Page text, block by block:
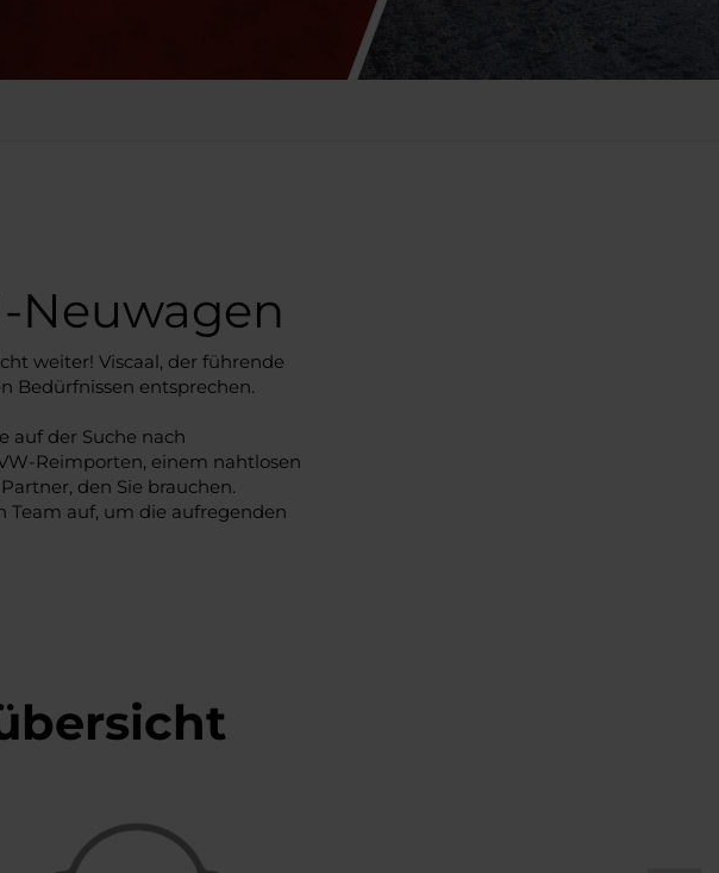
Neuwagen
weiter! Viscaal, der führende
Bedürfnissen entsprechen.
auf der Suche nach
Reimporten, einem nahtlosen
den Sie brauchen.
Team auf, um die aufregenden